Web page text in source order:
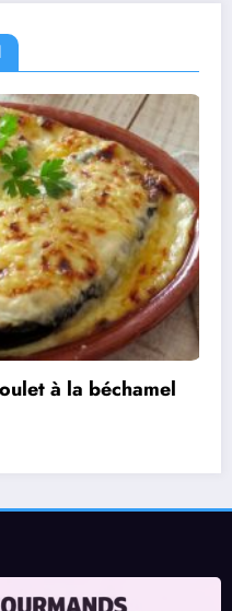
RECETTES
d’aubergines farcies